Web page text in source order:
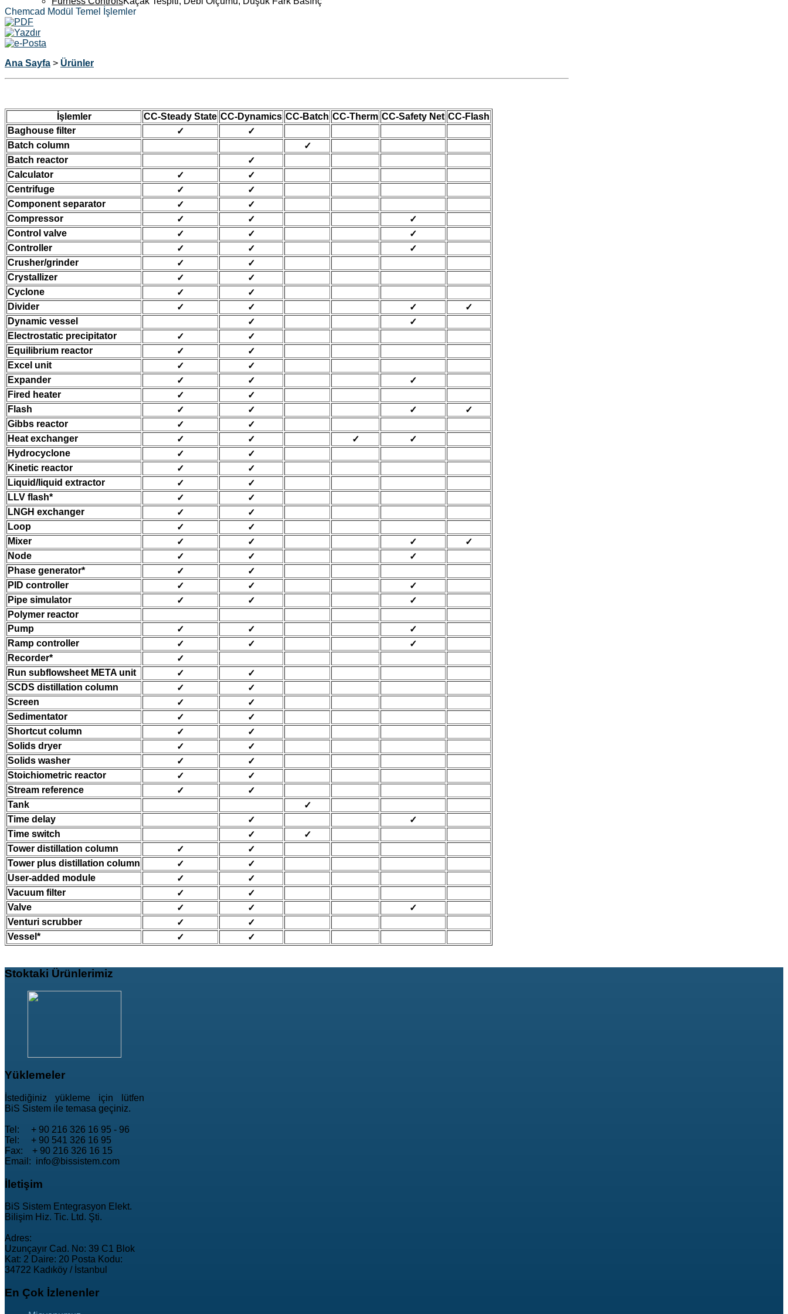
Chemcad Modül Temel İşlemler
Ana Sayfa > Ürünler
İşlemler CC-Steady State CC-Dynamics CC-Batch CC-Therm CC-Safety Net CC-Flash
Baghouse filter
✓
✓
Batch column
✓
Batch reactor
✓
Calculator
✓
✓
Centrifuge
✓
✓
Component separator
✓
✓
Compressor
✓ ✓
✓
Control valve
✓ ✓
✓
Controller
✓ ✓
✓
Crusher/grinder
✓
✓
Crystallizer
✓
✓
Cyclone
✓
✓
Divider
✓ ✓ ✓
✓
Dynamic vessel
✓
✓
Electrostatic precipitator
✓
✓
Equilibrium reactor
✓
✓
Excel unit
✓
✓
Expander
✓ ✓
✓
Fired heater
✓
✓
Flash
✓ ✓ ✓
✓
Gibbs reactor
✓
✓
Heat exchanger
✓ ✓ ✓
✓
Hydrocyclone
✓
✓
Kinetic reactor
✓
✓
Liquid/liquid extractor
✓
✓
LLV flash*
✓
✓
LNGH exchanger
✓
✓
Loop
✓
✓
Mixer
✓ ✓ ✓
✓
Node
✓ ✓
✓
Phase generator*
✓
✓
PID controller
✓ ✓
✓
Pipe simulator
✓ ✓
✓
Polymer reactor
Pump
✓ ✓
✓
Ramp controller
✓ ✓
✓
Recorder*
✓
Run subflowsheet META unit
✓
✓
SCDS distillation column
✓
✓
Screen
✓
✓
Sedimentator
✓
✓
Shortcut column
✓
✓
Solids dryer
✓
✓
Solids washer
✓
✓
Stoichiometric reactor
✓
✓
Stream reference
✓
✓
Tank
✓
Time delay
✓
✓
Time switch
✓
✓
Tower distillation column
✓
✓
Tower plus distillation column
✓
✓
User-added module
✓
✓
Vacuum filter
✓
✓
Valve
✓ ✓
✓
Venturi scrubber
✓
✓
Vessel*
✓ ✓
Stoktaki Ürünlerimiz
Yüklemeler
İstediğiniz yükleme için lütfen
BiS Sistem ile temasa geçiniz.
Tel: + 90 216 326 16 95 - 96
Tel: + 90 541 326 16 95
Fax: + 90 216 326 16 15
Email: info@bissistem.com
İletişim
BiS Sistem Entegrasyon Elekt.
Bilişim Hiz. Tic. Ltd. Şti.
Adres:
Uzunçayır Cad. No: 39 C1 Blok
Kat: 2 Daire: 20 Posta Kodu:
34722 Kadıköy / İstanbul
En Çok İzlenenler